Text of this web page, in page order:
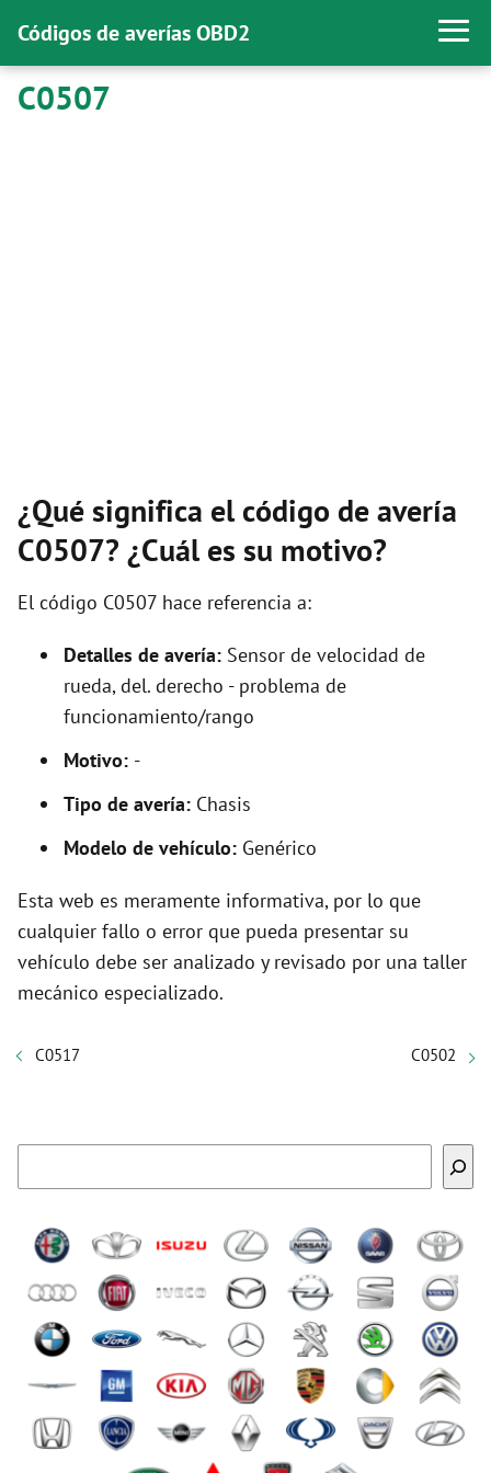
Códigos de averías OBD2
C0507
¿Qué significa el código de avería
C0507? ¿Cuál es su motivo?
El código C0507 hace referencia a:
Detalles de avería: Sensor de velocidad de
rueda, del. derecho - problema de
funcionamiento/rango
Motivo: -
Tipo de avería: Chasis
Modelo de vehículo: Genérico
Esta web es meramente informativa, por lo que
cualquier fallo o error que pueda presentar su
vehículo debe ser analizado y revisado por una taller
mecánico especializado.
C0517 C0502